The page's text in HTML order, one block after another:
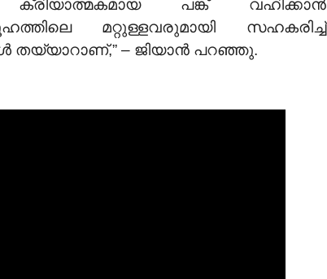
ക്രിയാത്മകമായ പങ്ക് വഹിക്കാൻ
മറ്റുള്ളവരുമായി സഹകരിച്ച്
തയ്യാറാണ്,” – ജിയാൻ പറഞ്ഞു.